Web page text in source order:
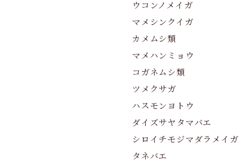
ウコンノメイガ
マメシンクイガ
カメムシ類
マメハンミョウ
コガネムシ類
ツメクサガ
ハスモンヨトウ
ダイズサヤタマバエ
シロイチモジマダラメイガ
タネバエ